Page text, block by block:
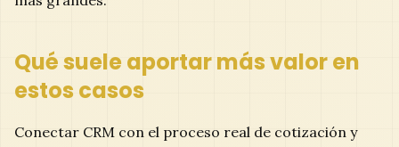
Qué suele aportar más valor en
estos casos
Conectar CRM con el proceso real de cotización y